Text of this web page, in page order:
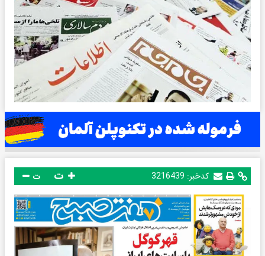
کدخبر: 3216439 ت